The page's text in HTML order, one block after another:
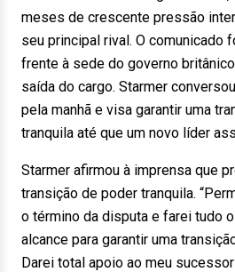
meses de crescente pressão
seu principal rival. O comunicado
frente à sede do governo
saída do cargo. Starmer
pela manhã e visa garantir uma
tranquila até que um novo líder
Starmer afirmou à imprensa que
transição de poder tranquila.
o término da disputa e farei tudo
alcance para garantir uma
Darei total apoio ao meu